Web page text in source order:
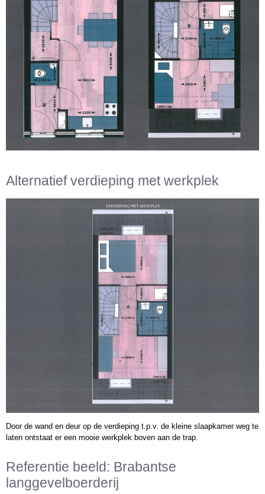
Alternatief verdieping met werkplek
Door de wand en deur op de verdieping t.p.v. de kleine slaapkamer weg te
laten ontstaat er een mooie werkplek boven aan de trap.
Referentie beeld: Brabantse
langgevelboerderij